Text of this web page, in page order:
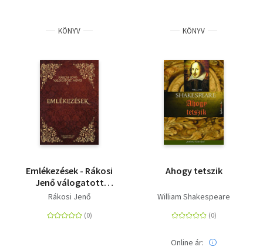
Tankönyv, segédkönyv
Társadalomtudomány
Természettudomány
Történelem
KÖNYV
Emlékezések - Rákosi
Jenő válogatott
művei II.
Rákosi Jenő
KÖNYV
Ahogy tetszik
William Shakespeare
Online ár: